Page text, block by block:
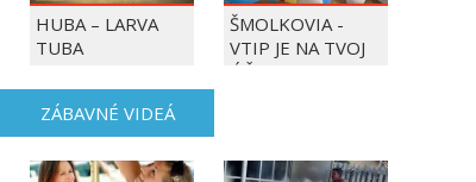
HUBA – LARVA
TUBA
ŠMOLKOVIA -
VTIP JE NA TVOJ
ÚČET
ZÁBAVNÉ VIDEÁ